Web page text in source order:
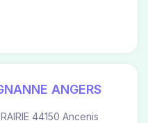
ANGERS
44150 Ancenis